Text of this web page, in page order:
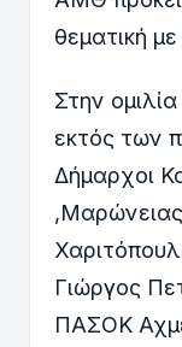
θεματική
Στην
εκτός των
Δήμαρχοι
Γιώργος
ΠΑΣΟΚ